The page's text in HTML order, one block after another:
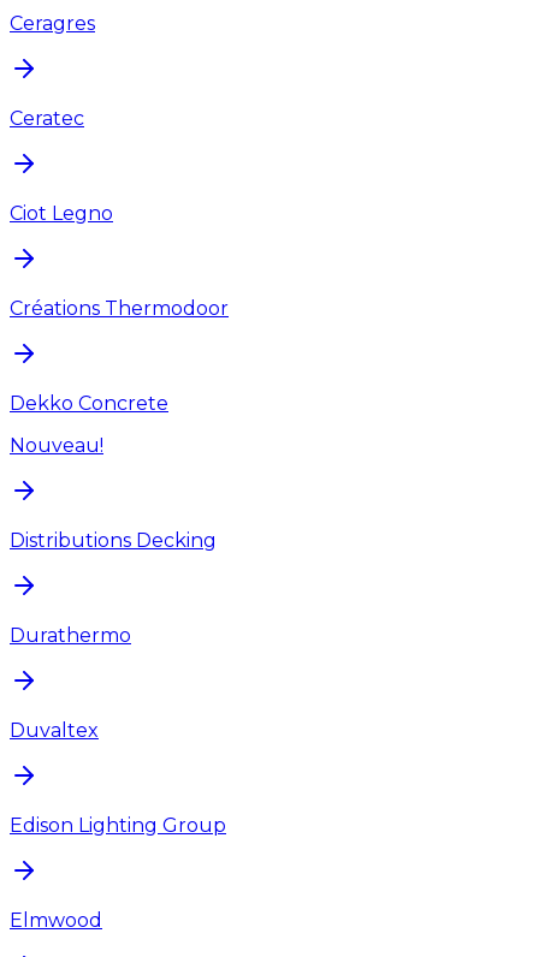
Ceragres
Ceratec
Ciot Legno
Créations Thermodoor
Dekko Concrete
Nouveau!
Distributions Decking
Durathermo
Duvaltex
Edison Lighting Group
Elmwood